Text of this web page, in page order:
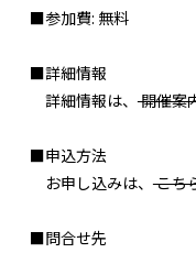
■参加費: 無料
■詳細情報
詳細情報は、開催案
■申込方法
お申し込みは、こち
■問合せ先